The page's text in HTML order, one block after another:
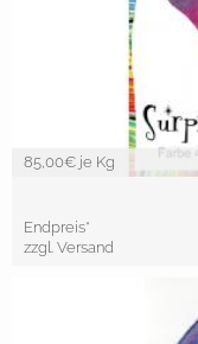
85,00€ je Kg
Endpreis*
zzgl. Versand